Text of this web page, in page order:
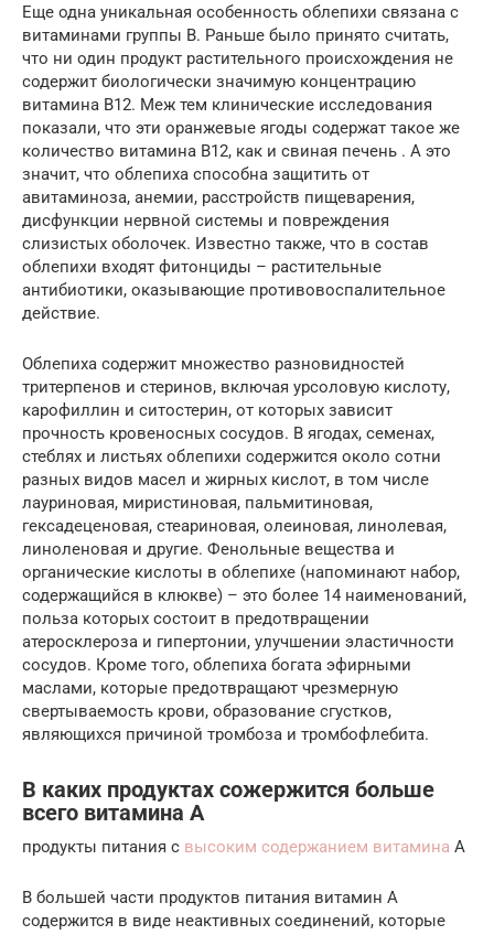
Еще одна уникальная особенность облепихи связана с
витаминами группы В. Раньше было принято считать,
что ни один продукт растительного происхождения не
содержит биологически значимую концентрацию
витамина В12. Меж тем клинические исследования
показали, что эти оранжевые ягоды содержат такое же
количество витамина В12, как и свиная печень . А это
значит, что облепиха способна защитить от
авитаминоза, анемии, расстройств пищеварения,
дисфункции нервной системы и повреждения
слизистых оболочек. Известно также, что в состав
облепихи входят фитонциды – растительные
антибиотики, оказывающие противовоспалительное
действие.
Облепиха содержит множество разновидностей
тритерпенов и стеринов, включая урсоловую кислоту,
карофиллин и ситостерин, от которых зависит
прочность кровеносных сосудов. В ягодах, семенах,
стеблях и листьях облепихи содержится около сотни
разных видов масел и жирных кислот, в том числе
лауриновая, миристиновая, пальмитиновая,
гексадеценовая, стеариновая, олеиновая, линолевая,
линоленовая и другие. Фенольные вещества и
органические кислоты в облепихе (напоминают набор,
содержащийся в клюкве) – это более 14 наименований,
польза которых состоит в предотвращении
атеросклероза и гипертонии, улучшении эластичности
сосудов. Кроме того, облепиха богата эфирными
маслами, которые предотвращают чрезмерную
свертываемость крови, образование сгустков,
являющихся причиной тромбоза и тромбофлебита.
В каких продуктах сожержится больше
всего витамина А
продукты питания с высоким содержанием витамина А
В большей части продуктов питания витамин А
содержится в виде неактивных соединений, которые